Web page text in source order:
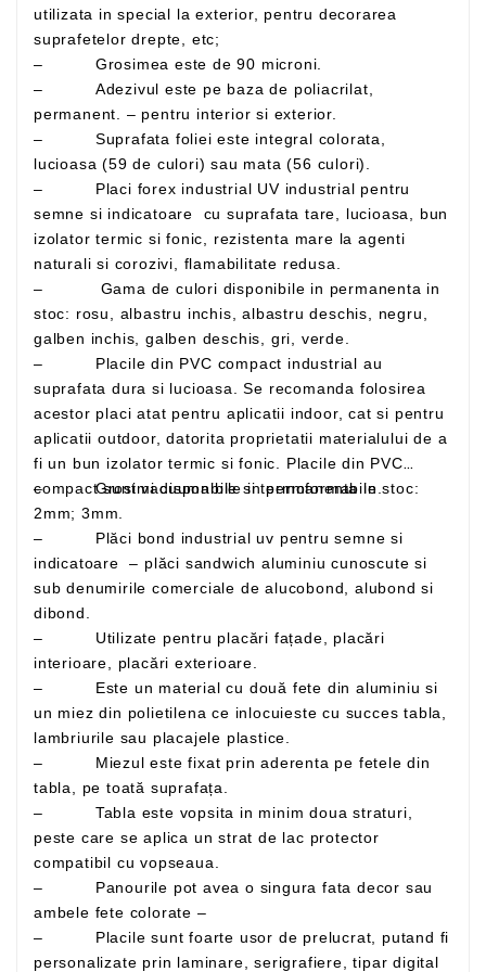
utilizata in special la exterior, pentru decorarea
suprafetelor drepte, etc;
– Grosimea este de 90 microni.
– Adezivul este pe baza de poliacrilat,
permanent. – pentru interior si exterior.
– Suprafata foliei este integral colorata,
lucioasa (59 de culori) sau mata (56 culori).
– Placi forex industrial UV industrial pentru
semne si indicatoare cu suprafata tare, lucioasa, bun
izolator termic si fonic, rezistenta mare la agenti
naturali si corozivi, flamabilitate redusa.
– Gama de culori disponibile in permanenta in
stoc: rosu, albastru inchis, albastru deschis, negru,
galben inchis, galben deschis, gri, verde.
– Placile din PVC compact industrial au
suprafata dura si lucioasa. Se recomanda folosirea
acestor placi atat pentru aplicatii indoor, cat si pentru
aplicatii outdoor, datorita proprietatii materialului de a
fi un bun izolator termic si fonic. Placile din PVC
compact sunt vacuumabile si termoformabile.
– Grosimi disponibile in permanenta in stoc:
2mm; 3mm.
– Plăci bond industrial uv pentru semne si
indicatoare – plăci sandwich aluminiu cunoscute si
sub denumirile comerciale de alucobond, alubond si
dibond.
– Utilizate pentru placări fațade, placări
interioare, placări exterioare.
– Este un material cu două fete din aluminiu si
un miez din polietilena ce inlocuieste cu succes tabla,
lambriurile sau placajele plastice.
– Miezul este fixat prin aderenta pe fetele din
tabla, pe toată suprafața.
– Tabla este vopsita in minim doua straturi,
peste care se aplica un strat de lac protector
compatibil cu vopseaua.
– Panourile pot avea o singura fata decor sau
ambele fete colorate –
– Placile sunt foarte usor de prelucrat, putand fi
personalizate prin laminare, serigrafiere, tipar digital